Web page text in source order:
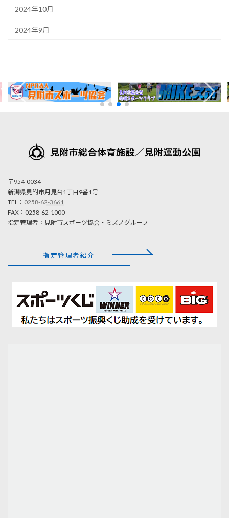
2024年10月
2024年9月
〒954-0034
新潟県見附市月見台1丁目9番1号
TEL： 0258-62-3661
FAX：0258-62-1000
指定管理者：見附市スポーツ協会・ミズノグループ
指定管理者紹介